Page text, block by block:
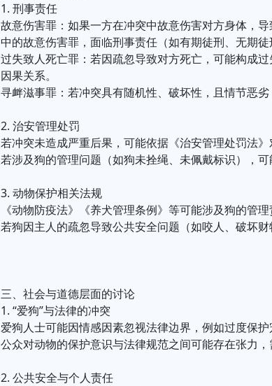
1. 刑事责任
故意伤害罪：如果一方在冲突中故意伤害对方身体，
中的故意伤害罪，面临刑事责任（如有期徒刑、无期徒
过失致人死亡罪：若因疏忽导致对方死亡，可能构成
因果关系。
寻衅滋事罪：若冲突具有随机性、破坏性，且情节恶劣
2. 治安管理处罚
若冲突未造成严重后果，可能依据《治安管理处罚法》
若涉及狗的管理问题（如狗未拴绳、未佩戴标识），可
3. 动物保护相关法规
《动物防疫法》《养犬管理条例》等可能涉及狗的管
若狗因主人的疏忽导致公共安全问题（如咬人、破坏财
三、社会与道德层面的讨论
1. “爱狗”与法律的冲突
爱狗人士可能因情感因素忽视法律边界，例如过度保护
公众对动物的保护意识与法律规范之间可能存在张力，
2. 公共安全与个人责任